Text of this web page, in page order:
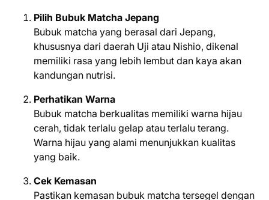
Pilih Bubuk Matcha Jepang
Bubuk matcha yang berasal dari Jepang,
khususnya dari daerah Uji atau Nishio, dikenal
memiliki rasa yang lebih lembut dan kaya akan
kandungan nutrisi.
Perhatikan Warna
Bubuk matcha berkualitas memiliki warna hijau
cerah, tidak terlalu gelap atau terlalu terang.
Warna hijau yang alami menunjukkan kualitas
yang baik.
Cek Kemasan
Pastikan kemasan bubuk matcha tersegel dengan